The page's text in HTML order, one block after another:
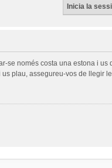
se només costa una estona i
plau, assegureu-vos de llegir